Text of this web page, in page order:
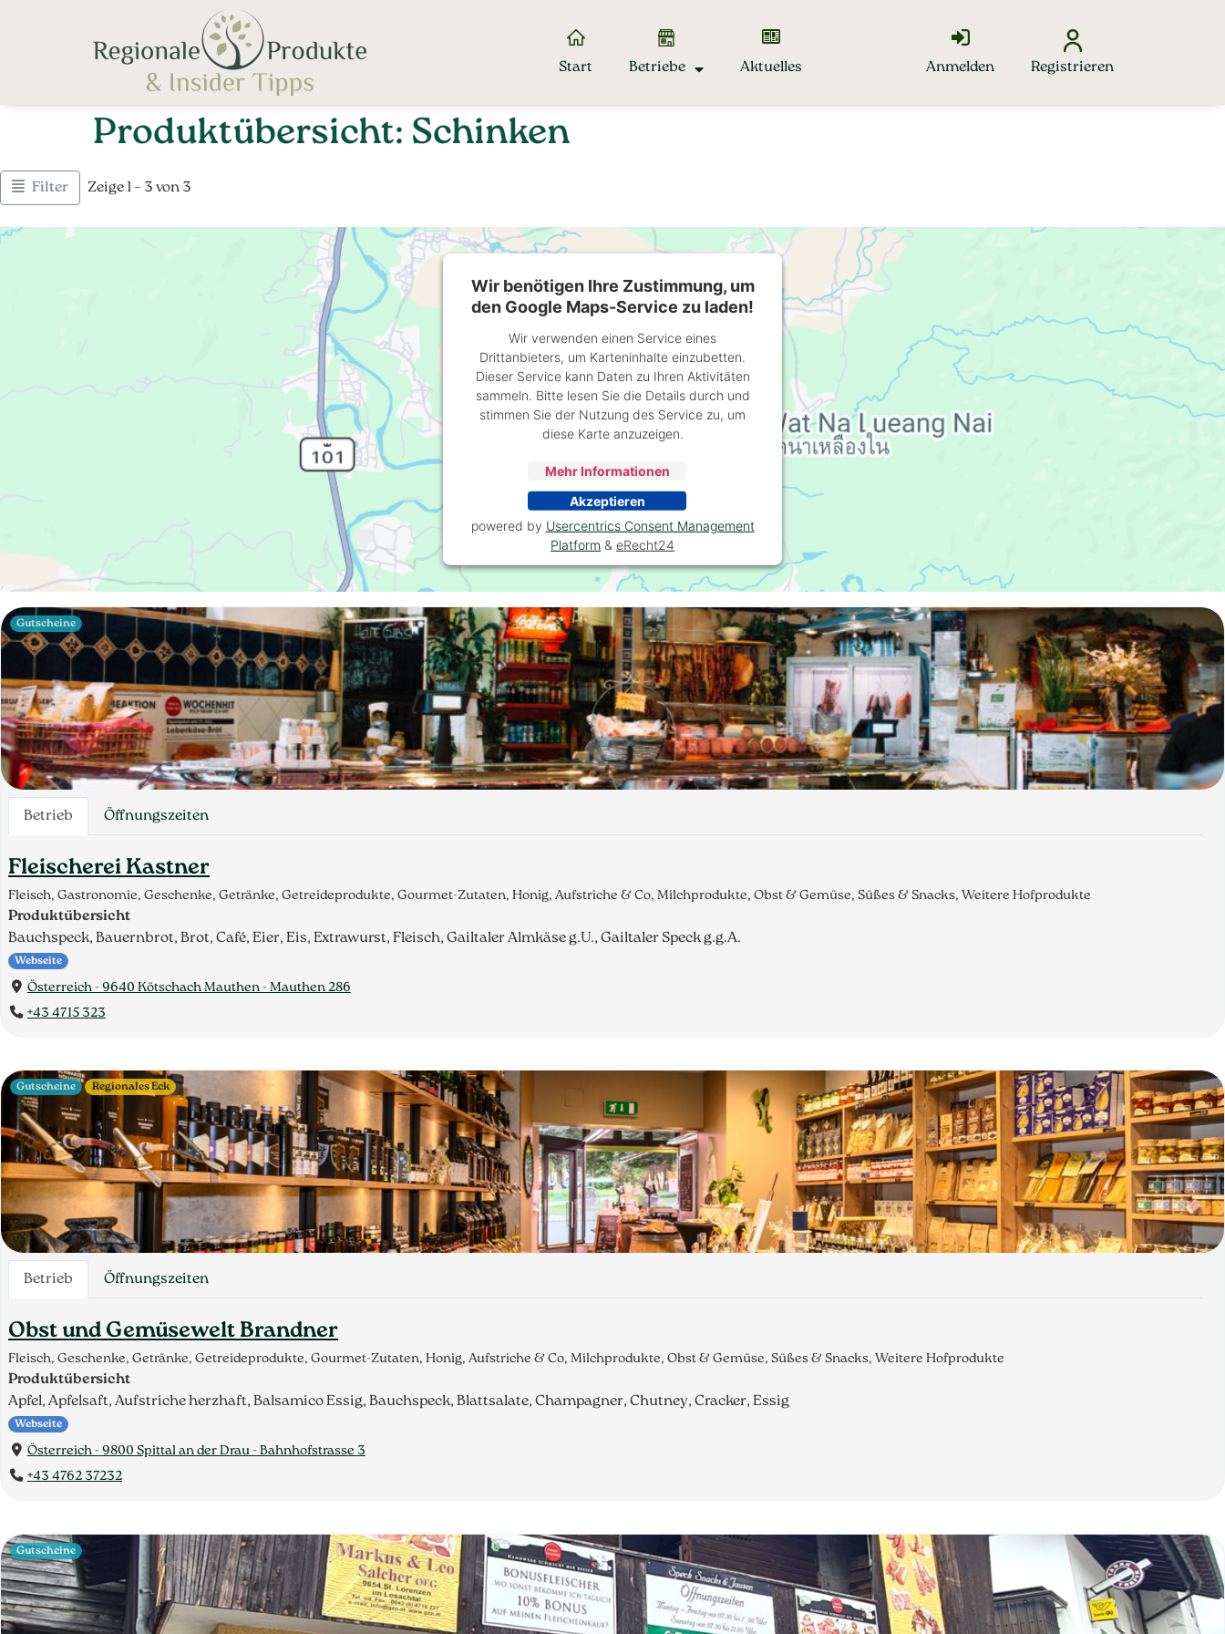
Start Betriebe Aktuelles Anmelden Registrieren
Produktübersicht: Schinken
Filter Zeige 1 – 3 von 3
Betrieb Öffnungszeiten
Fleischerei Kastner
Fleisch, Gastronomie, Geschenke, Getränke, Getreideprodukte, Gourmet-Zutaten, Honig, Aufstriche & Co, Milchprodukte, Obst & Gemüse, Süßes & Snacks, Weitere Hofprodukte
Produktübersicht
Bauchspeck, Bauernbrot, Brot, Café, Eier, Eis, Extrawurst, Fleisch, Gailtaler Almkäse g.U., Gailtaler Speck g.g.A.
Webseite
Österreich - 9640 Kötschach Mauthen - Mauthen 286
+43 4715 323
Gutscheine
Betrieb Öffnungszeiten
Obst und Gemüsewelt Brandner
Fleisch, Geschenke, Getränke, Getreideprodukte, Gourmet-Zutaten, Honig, Aufstriche & Co, Milchprodukte, Obst & Gemüse, Süßes & Snacks, Weitere Hofprodukte
Produktübersicht
Apfel, Apfelsaft, Aufstriche herzhaft, Balsamico Essig, Bauchspeck, Blattsalate, Champagner, Chutney, Cracker, Essig
Webseite
Österreich - 9800 Spittal an der Drau - Bahnhofstrasse 3
+43 4762 37232
Gutscheine Regionales Eck
Gutscheine
Wir benötigen Ihre Zustimmung, um
den Google Maps-Service zu laden!
Wir verwenden einen Service eines
Drittanbieters, um Karteninhalte einzubetten.
Dieser Service kann Daten zu Ihren Aktivitäten
sammeln. Bitte lesen Sie die Details durch und
stimmen Sie der Nutzung des Service zu, um
diese Karte anzuzeigen.
Mehr Informationen
Akzeptieren
powered by Usercentrics Consent Management
Platform & eRecht24